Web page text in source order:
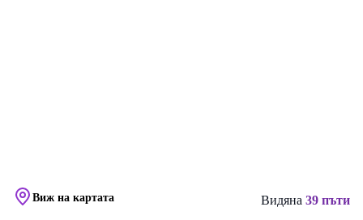
Виж на картата Видяна 39 пъти